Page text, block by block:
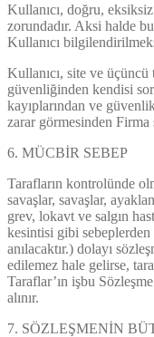
Kullanıcı, doğru,
zorundadır. Aksi halde
Kullanıcı
Kullanıcı, site ve
güvenliğinden kendisi
kayıplarından ve
zarar görmesinden
6. MÜCBİR SEBEP
Tarafların kontrolünde
savaşlar, savaşlar,
grev, lokavt ve salgın
kesintisi gibi
anılacaktır.) dolayı
edilemez hale gelirse,
Taraflar’ın işbu
alınır.
7. SÖZLEŞMENİN